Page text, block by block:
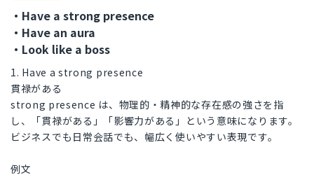
・Have a strong presence
・Have an aura
・Look like a boss
1. Have a strong presence
貫禄がある
strong presence は、物理的・精神的な存在感の強さを指
し、「貫禄がある」「影響力がある」という意味になります。
ビジネスでも日常会話でも、幅広く使いやすい表現です。
例文